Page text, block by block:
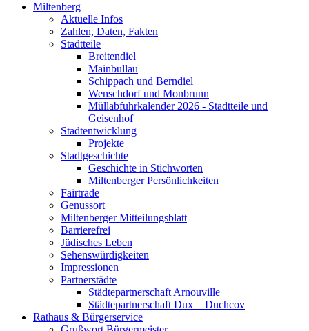
Miltenberg
Aktuelle Infos
Zahlen, Daten, Fakten
Stadtteile
Breitendiel
Mainbullau
Schippach und Berndiel
Wenschdorf und Monbrunn
Müllabfuhrkalender 2026 - Stadtteile und
Geisenhof
Stadtentwicklung
Projekte
Stadtgeschichte
Geschichte in Stichworten
Miltenberger Persönlichkeiten
Fairtrade
Genussort
Miltenberger Mitteilungsblatt
Barrierefrei
Jüdisches Leben
Sehenswürdigkeiten
Impressionen
Partnerstädte
Städtepartnerschaft Arnouville
Städtepartnerschaft Dux = Duchcov
Rathaus & Bürgerservice